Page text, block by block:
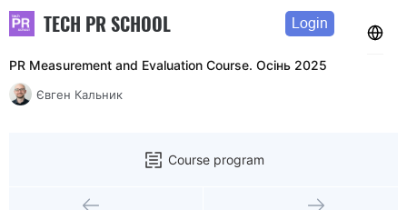
TECH PR SCHOOL Login
PR Measurement and Evaluation Course. Осінь 2025
Євген Кальник
Course program